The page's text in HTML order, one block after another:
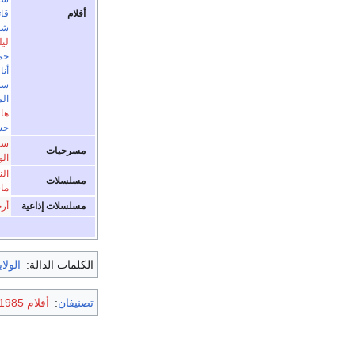
أفلام
مسرحيات
مسلسلات
مسلسلات إذاعية
الكلمات الدالة:
تصنيفان: أفلام 1985